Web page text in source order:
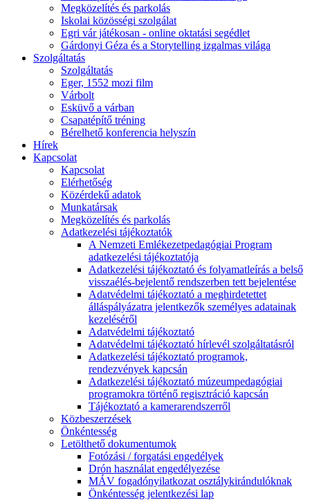
Megközelítés és parkolás
Iskolai közösségi szolgálat
Egri vár játékosan - online oktatási segédlet
Gárdonyi Géza és a Storytelling izgalmas világa
Szolgáltatás
Szolgáltatás
Eger, 1552 mozi film
Várbolt
Esküvő a várban
Csapatépítő tréning
Bérelhető konferencia helyszín
Hírek
Kapcsolat
Kapcsolat
Elérhetőség
Közérdekű adatok
Munkatársak
Megközelítés és parkolás
Adatkezelési tájékoztatók
A Nemzeti Emlékezetpedagógiai Program
adatkezelési tájékoztatója
Adatkezelési tájékoztató és folyamatleírás a belső
visszaélés-bejelentő rendszerben tett bejelentése
Adatvédelmi tájékoztató a meghirdetettet
álláspályázatra jelentkezők személyes adatainak
kezeléséről
Adatvédelmi tájékoztató
Adatvédelmi tájékoztató hírlevél szolgáltatásról
Adatkezelési tájékoztató programok,
rendezvények kapcsán
Adatkezelési tájékoztató múzeumpedagógiai
programokra történő regisztráció kapcsán
Tájékoztató a kamerarendszerről
Közbeszerzések
Önkéntesség
Letölthető dokumentumok
Fotózási / forgatási engedélyek
Drón használat engedélyezése
MÁV fogadónyilatkozat osztálykirándulóknak
Önkéntesség jelentkezési lap